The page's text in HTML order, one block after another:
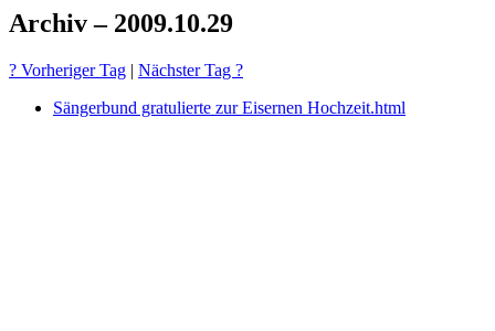
Archiv – 2009.10.29
? Vorheriger Tag | Nächster Tag ?
Sängerbund gratulierte zur Eisernen Hochzeit.html